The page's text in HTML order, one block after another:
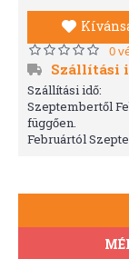
0
Szállítási
Szállítási idő:
Szeptembertől
függően.
Februártól